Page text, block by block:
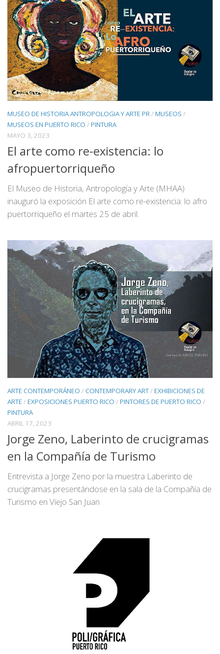
MUSEO DE HISTORIA ANTROPOLOGIA Y ARTE PR/MUSEOS /
MUSEOS EN PUERTO RICO /PINTURA
MAYO 3, 2023
El arte como re-existencia: lo
afropuertorriqueño
El Museo de Historia, Antropología y Arte (MHAA)
inauguró la exposición El arte como re-existencia: lo afro
puertorriqueño el martes 25 de abril.
ARTE CONTEMPORÁNEO /CONTEMPORARY ART/EXHIBICIONES DE
ARTE /EXPOSICIONES PUERTO RICO /PINTORES DE PUERTO RICO /
PINTURA
ABRIL 17, 2023
Jorge Zeno, Laberinto de crucigramas
en la Compañía de Turismo
Entrevista a Jorge Zeno por la muestra Laberinto de
crucigramas presentándose en la sala de la Compañía de
Turismo en Viejo San Juan